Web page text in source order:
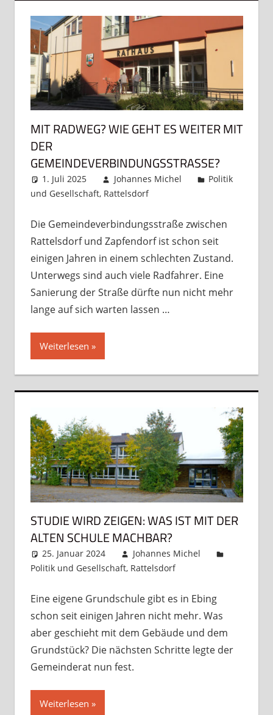
MIT RADWEG? WIE GEHT ES WEITER MIT
DER
GEMEINDEVERBINDUNGSSTRASSE?
1. Juli 2025 Johannes Michel
Politik
und Gesellschaft, Rattelsdorf
Die Gemeindeverbindungsstraße zwischen
Rattelsdorf und Zapfendorf ist schon seit
einigen Jahren in einem schlechten Zustand.
Unterwegs sind auch viele Radfahrer. Eine
Sanierung der Straße dürfte nun nicht mehr
lange auf sich warten lassen …
Weiterlesen
STUDIE WIRD ZEIGEN: WAS IST MIT DER
ALTEN SCHULE MACHBAR?
25. Januar 2024
Johannes Michel
Politik und Gesellschaft, Rattelsdorf
Eine eigene Grundschule gibt es in Ebing
schon seit einigen Jahren nicht mehr. Was
aber geschieht mit dem Gebäude und dem
Grundstück? Die nächsten Schritte legte der
Gemeinderat nun fest.
Weiterlesen